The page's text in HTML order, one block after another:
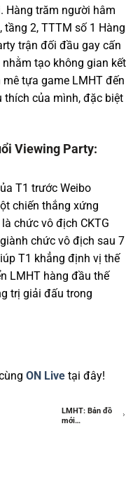
Hàng trăm người hâm
tầng 2, TTTM số 1 Hàng
trận đối đầu gay cấn
tạo không gian kết
tựa game LMHT đến
thích của mình, đặc biệt
Viewing Party:
T1 trước Weibo
chiến thắng xứng
chức vô địch CKTG
chức vô địch sau 7
T1 khẳng định vị thế
LMHT hàng đầu thế
trị giải đấu trong
ON Live tại đây!
LMHT: Bản đồ
mới